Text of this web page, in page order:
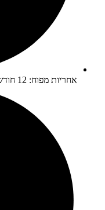
אחריות מפוח: 12 חודשי אחריות יצרן.